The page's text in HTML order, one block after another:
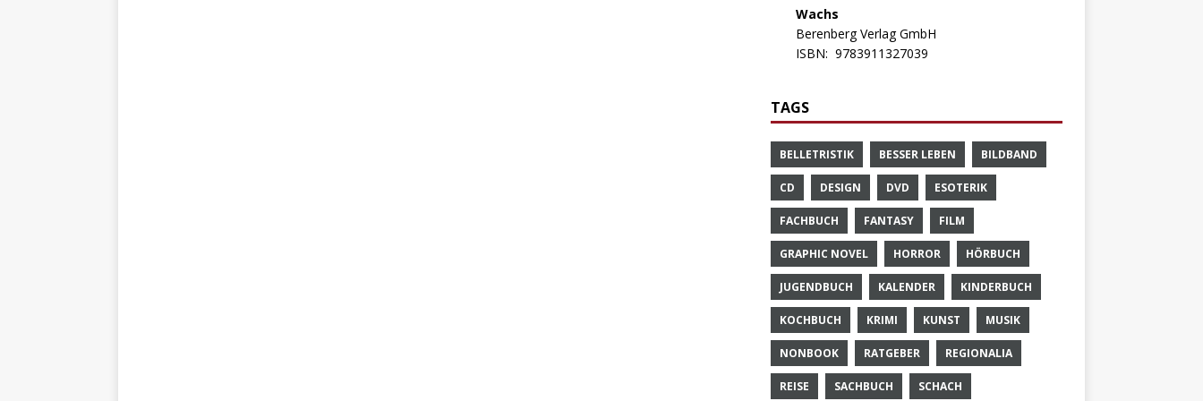
Wachs
Berenberg Verlag GmbH
ISBN: 9783911327039
TAGS
BELLETRISTIK BESSER LEBEN BILDBAND
CD DESIGN DVD ESOTERIK
FACHBUCH FANTASY FILM
GRAPHIC NOVEL HORROR HÖRBUCH
JUGENDBUCH KALENDER KINDERBUCH
KOCHBUCH KRIMI KUNST MUSIK
NONBOOK RATGEBER REGIONALIA
REISE SACHBUCH SCHACH